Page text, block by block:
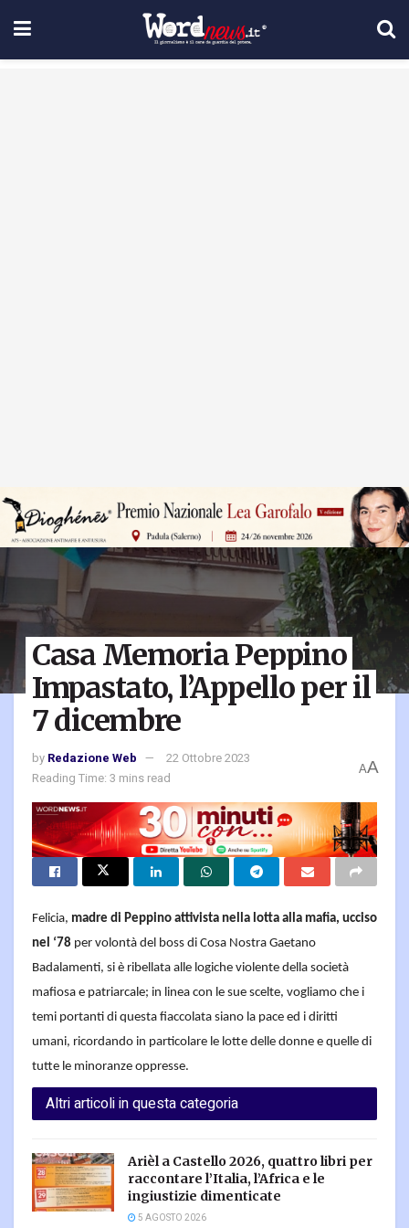
Casa Memoria Peppino
Impastato, l’Appello per il
7 dicembre
by Redazione Web
22 Ottobre 2023
Reading Time: 3 mins read
AA
Felicia, madre di Peppino attivista nella lotta alla mafia, ucciso
nel ‘78 per volontà del boss di Cosa Nostra Gaetano
Badalamenti, si è ribellata alle logiche violente della società
mafiosa e patriarcale; in linea con le sue scelte, vogliamo che i
temi portanti di questa fiaccolata siano la pace ed i diritti
umani, ricordando in particolare le lotte delle donne e quelle di
tutte le minoranze oppresse.
Altri articoli in questa categoria
Arièl a Castello 2026, quattro libri per
raccontare l’Italia, l’Africa e le
ingiustizie dimenticate
5 AGOSTO 2026